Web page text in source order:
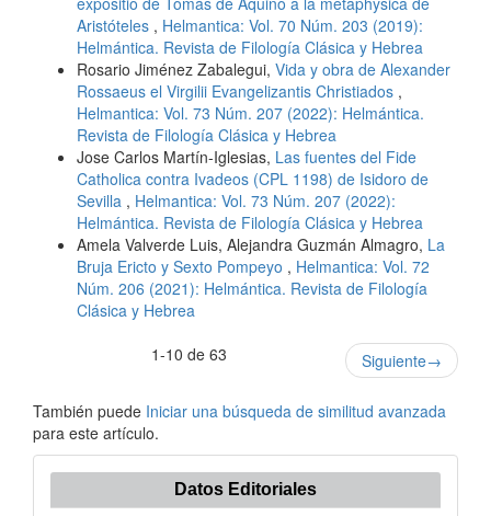
Aristóteles , Helmantica: Vol. 70 Núm. 203 (2019):
Helmántica. Revista de Filología Clásica y Hebrea
Rosario Jiménez Zabalegui, Vida y obra de Alexander
Rossaeus el Virgilii Evangelizantis Christiados ,
Helmantica: Vol. 73 Núm. 207 (2022): Helmántica.
Revista de Filología Clásica y Hebrea
Jose Carlos Martín-Iglesias, Las fuentes del Fide
Catholica contra Ivadeos (CPL 1198) de Isidoro de
Sevilla , Helmantica: Vol. 73 Núm. 207 (2022):
Helmántica. Revista de Filología Clásica y Hebrea
Amela Valverde Luis, Alejandra Guzmán Almagro, La
Bruja Ericto y Sexto Pompeyo , Helmantica: Vol. 72
Núm. 206 (2021): Helmántica. Revista de Filología
Clásica y Hebrea
1-10 de 63
Siguiente→
También puede Iniciar una búsqueda de similitud avanzada
para este artículo.
Datos Editoriales